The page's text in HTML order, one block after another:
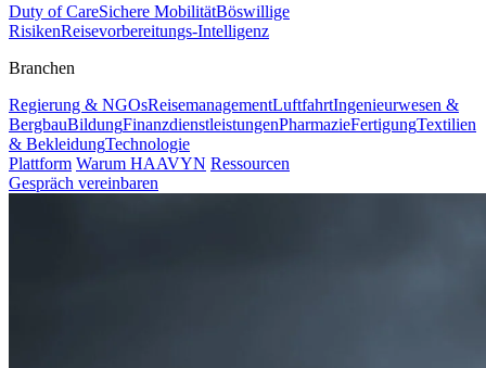
Duty of CareSichere MobilitätBöswillige
RisikenReisevorbereitungs-Intelligenz
Branchen
Regierung & NGOsReisemanagementLuftfahrtIngenieurwesen &
BergbauBildungFinanzdienstleistungenPharmazieFertigungTextilien
& BekleidungTechnologie
Plattform Warum HAAVYN Ressourcen
Gespräch vereinbaren